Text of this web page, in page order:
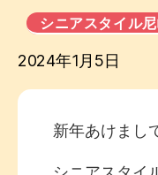
シニアスタイル
2024年1月5日
新年あけまし